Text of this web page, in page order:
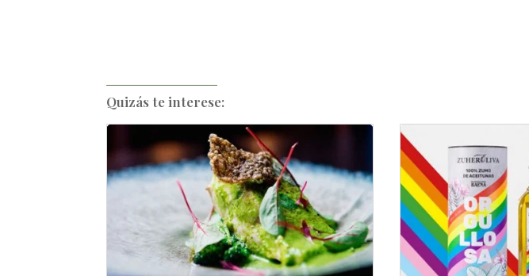
Quizás te interese: